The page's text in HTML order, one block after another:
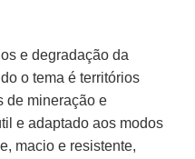
e degradação da
o tema é territórios
de mineração e
e adaptado aos modos
macio e resistente,